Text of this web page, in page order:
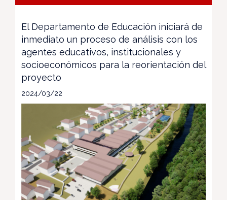
El Departamento de Educación iniciará de
inmediato un proceso de análisis con los
agentes educativos, institucionales y
socioeconómicos para la reorientación del
proyecto
2024/03/22